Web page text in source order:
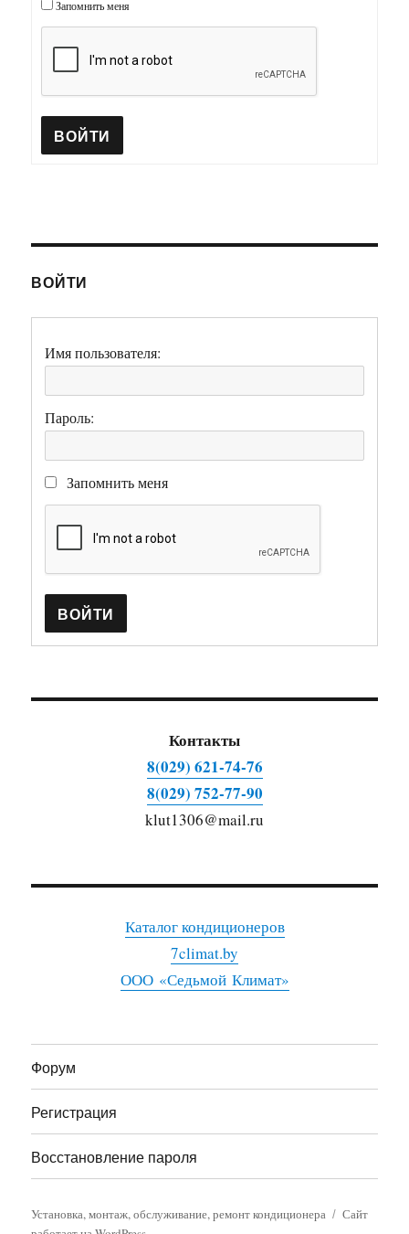
Запомнить меня
ВОЙТИ
ВОЙТИ
Имя пользователя:
Пароль:
Запомнить меня
ВОЙТИ
Контакты
8(029) 621-74-76
8(029) 752-77-90
klut1306@mail.ru
Каталог кондиционеров
7climat.by
ООО «Седьмой Климат»
Форум
Регистрация
Восстановление пароля
Установка, монтаж, обслуживание, ремонт кондиционера
Сайт